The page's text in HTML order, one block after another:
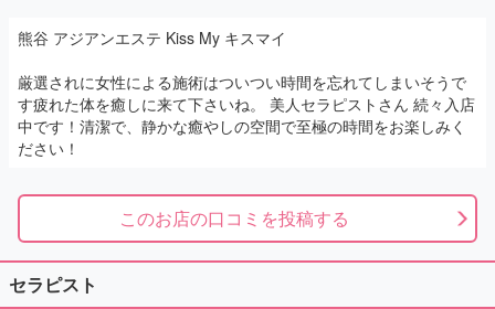
熊谷 アジアンエステ Kiss My キスマイ
厳選されに女性による施術はついつい時間を忘れてしまいそうで
す疲れた体を癒しに来て下さいね。 美人セラピストさん 続々入店
中です！清潔で、静かな癒やしの空間で至極の時間をお楽しみく
ださい！
このお店の口コミを投稿する
セラピスト